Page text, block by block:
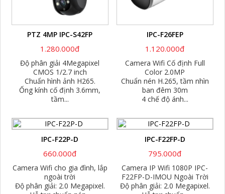
PTZ 4MP IPC-S42FP
1.280.000đ
Độ phân giải 4Megapixel
CMOS 1/2.7 inch
Chuẩn hình ảnh H265.
Ống kính cố định 3.6mm,
tầm...
IPC-F26FEP
1.120.000đ
Camera Wifi Cố định Full
Color 2.0MP
Chuẩn nén H.265, tầm nhìn
ban đêm 30m
4 chế độ ánh...
IPC-F22P-D
660.000đ
Camera Wifi cho gia đình, lắp
ngoài trời
Độ phân giải: 2.0 Megapixel.
IPC-F22FP-D
795.000đ
Camera IP Wifi 1080P IPC-
F22FP-D-IMOU Ngoài Trời
Độ phân giải: 2.0 Megapixel.